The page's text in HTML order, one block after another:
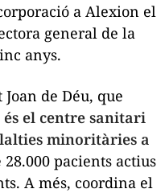
a Alexion el
general de la
anys.
de Déu, que
és el centre sanitari
minoritàries a
pacients actius
A més, coordina el